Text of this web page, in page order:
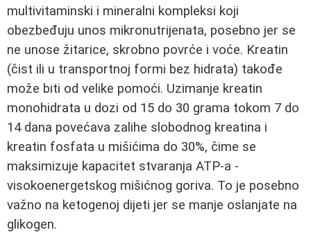
multivitaminski i mineralni kompleksi koji
obezbeđuju unos mikronutrijenata, posebno jer se
ne unose žitarice, skrobno povrće i voće. Kreatin
(čist ili u transportnoj formi bez hidrata) takođe
može biti od velike pomoći. Uzimanje kreatin
monohidrata u dozi od 15 do 30 grama tokom 7 do
14 dana povećava zalihe slobodnog kreatina i
kreatin fosfata u mišićima do 30%, čime se
maksimizuje kapacitet stvaranja ATP-a -
visokoenergetskog mišićnog goriva. To je posebno
važno na ketogenoj dijeti jer se manje oslanjate na
glikogen.